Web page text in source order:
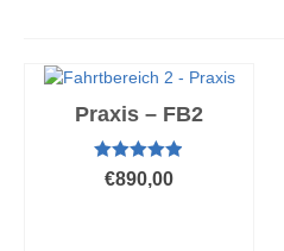
Praxis – FB2
Bewertet mit
4.86von 5
€890,00